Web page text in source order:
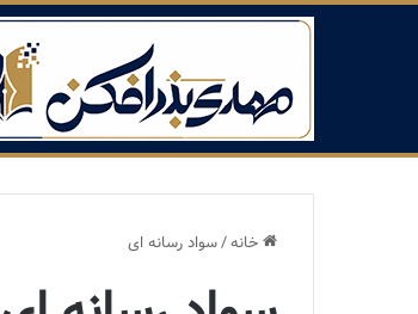
خانه/سواد رسانه ای